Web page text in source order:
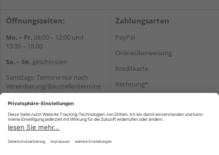
Öffnungszeiten:
Mo. – Fr. 08:00 – 12:00 und
13:30 – 18:00
Sa. – So. geschlossen
Samstags: Termine nur nach
Vereinbarung/Baustellentermine
Wir helfen Ihnen gerne
weiter
Tel.:+49 6062 956180
E-Mail:shop@holzland-seibert.de
Zahlungsarten
PayPal
Onlineüberweisung
Kreditkarte
Rechnung*
Versand